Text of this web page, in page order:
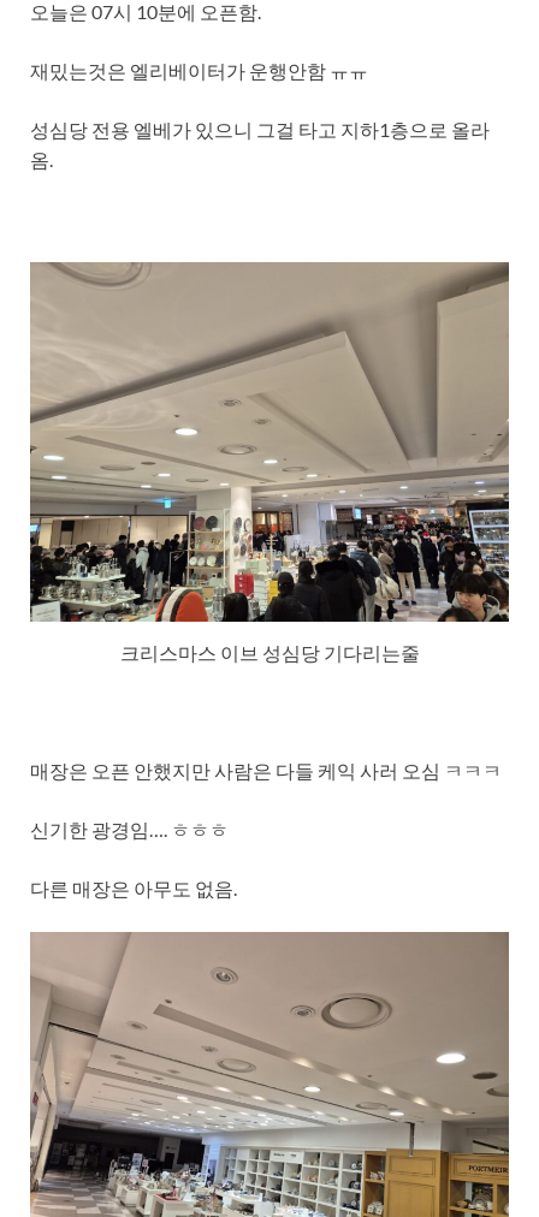
오늘은 07시 10분에 오픈함.
재밌는것은 엘리베이터가 운행안함 ㅠㅠ
성심당 전용 엘베가 있으니 그걸 타고 지하1층으로 올라
옴.
크리스마스 이브 성심당 기다리는줄
매장은 오픈 안했지만 사람은 다들 케익 사러 오심 ㅋㅋㅋ
신기한 광경임…. ㅎㅎㅎ
다른 매장은 아무도 없음.